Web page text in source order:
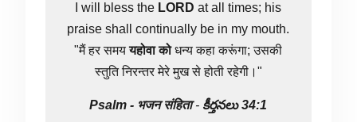
I will bless the LORD at all times; his
praise shall continually be in my mouth.
"मैं हर समययहोवा कोधन्य कहा करूंगा; उसकी
स्तुति निरन्तर मेरे मुख से होती रहेगी।"
Psalm - भजन संहिता- కీర్తనలు 34:1